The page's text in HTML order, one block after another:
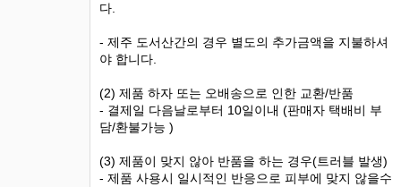
다.
- 제주 도서산간의 경우 별도의 추가금액을 지불하셔
야 합니다.
(2) 제품 하자 또는 오배송으로 인한 교환/반품
- 결제일 다음날로부터 10일이내 (판매자 택배비 부
담/환불가능 )
(3) 제품이 맞지 않아 반품을 하는 경우(트러블 발생)
- 제품 사용시 일시적인 반응으로 피부에 맞지 않을수